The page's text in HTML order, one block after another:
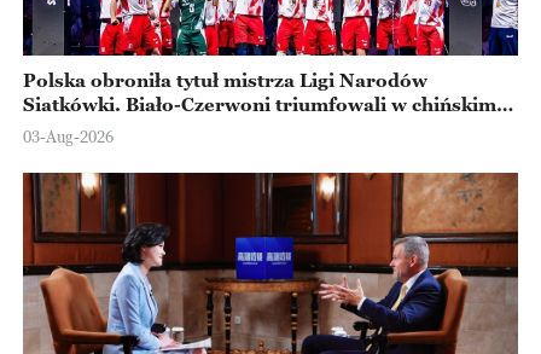
Polska obroniła tytuł mistrza Ligi Narodów
Siatkówki. Biało-Czerwoni triumfowali w chińskim
Ningbo
03-Aug-2026